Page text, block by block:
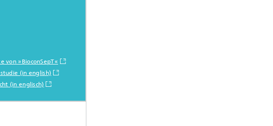
von »BioconSepT«
(in english)
(in englisch)